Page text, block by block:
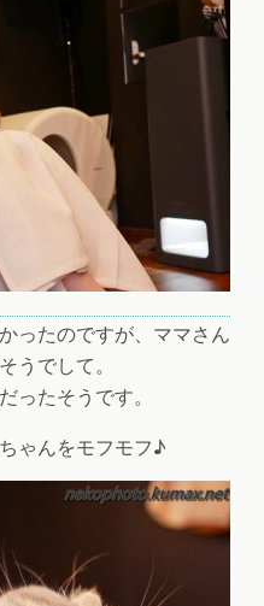
ったのですが、ママさん
うでして。
ったそうです。
ゃんをモフモフ♪